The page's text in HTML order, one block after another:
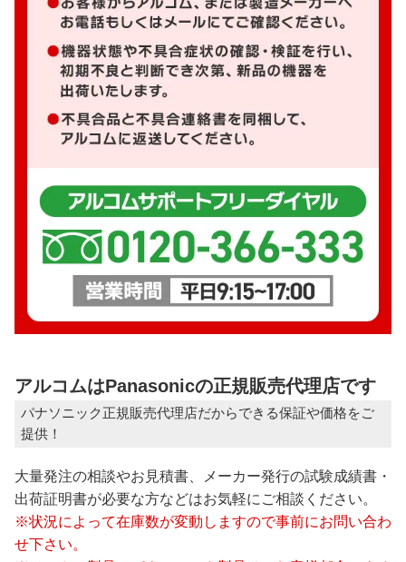
アルコムはPanasonicの正規販売代理店です
パナソニック正規販売代理店だからできる保証や価格をご
提供！
大量発注の相談やお見積書、メーカー発行の試験成績書・
出荷証明書が必要な方などはお気軽にご相談ください。
※状況によって在庫数が変動しますので事前にお問い合わ
せ下さい。